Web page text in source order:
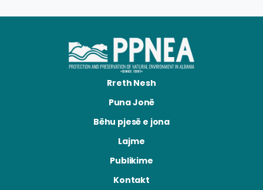
Rreth Nesh
Puna Jonë
Bëhu pjesë e jona
Lajme
Publikime
Kontakt